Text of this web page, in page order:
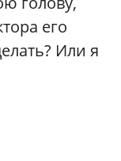
его
Или я